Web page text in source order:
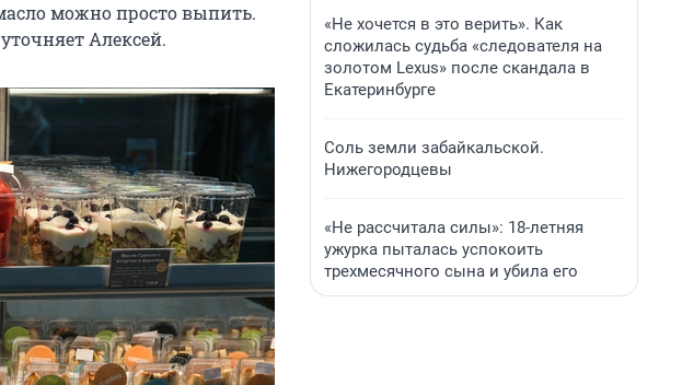
можно просто выпить.
Алексей.
«Не хочется в это верить». Как
сложилась судьба «следователя на
золотом Lexus» после скандала в
Екатеринбурге
Соль земли забайкальской.
Нижегородцевы
«Не рассчитала силы»: 18-летняя
ужурка пыталась успокоить
трехмесячного сына и убила его